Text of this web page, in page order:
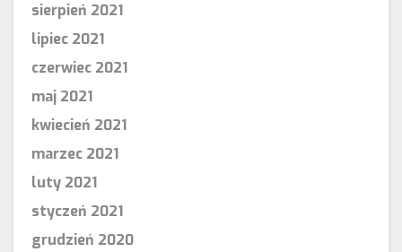
sierpień 2021
lipiec 2021
czerwiec 2021
maj 2021
kwiecień 2021
marzec 2021
luty 2021
styczeń 2021
grudzień 2020